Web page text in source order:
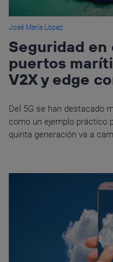
José María López
Seguridad
puertos
V2X y edge
Del 5G se han destacado
como un ejemplo práctico
quinta generación va a